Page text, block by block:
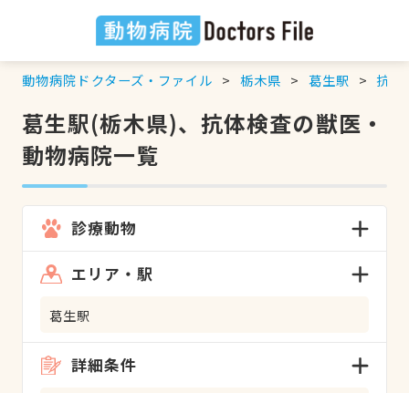
動物病院ドクターズ・ファイル 栃木県 葛生駅 抗体
葛生駅(栃木県)、抗体検査の獣医・
動物病院一覧
診療動物
エリア・駅
葛生駅
詳細条件